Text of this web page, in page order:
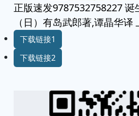
正版速发9787532758227 诞
（日）有岛武郎著,谭晶华译
下载链接1
下载链接2